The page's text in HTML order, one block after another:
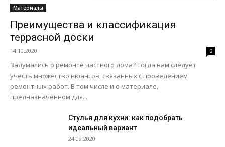
Материалы
Преимущества и классификация
террасной доски
14.10.2020 0
Задумались о ремонте частного дома? Тогда вам следует
учесть множество нюансов, связанных с проведением
ремонтных работ. В том числе и о материале,
предназначенном для...
Стулья для кухни: как подобрать
идеальный вариант
24.09.2020